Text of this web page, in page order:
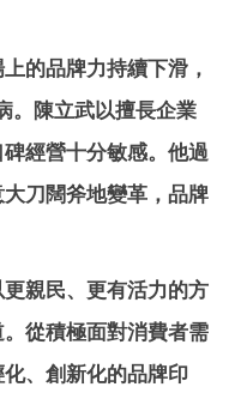
的品牌力持續下滑，
。陳立武以擅長企業
經營十分敏感。他過
刀闊斧地變革，品牌
親民、更有活力的方
從積極面對消費者需
、創新化的品牌印